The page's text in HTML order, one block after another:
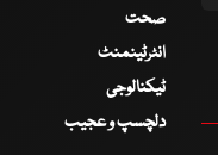
صحت
انٹرٹینمنٹ
ٹیکنالوجی
دلچسپ و عجیب